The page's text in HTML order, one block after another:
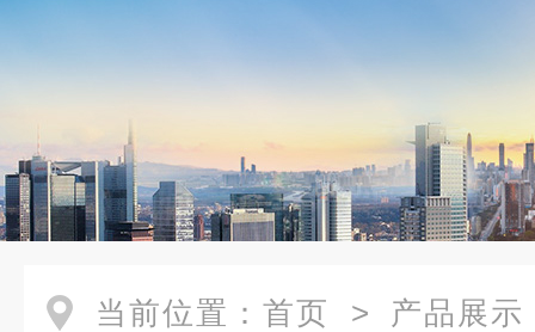
当前位置： 首页 > 产品展示